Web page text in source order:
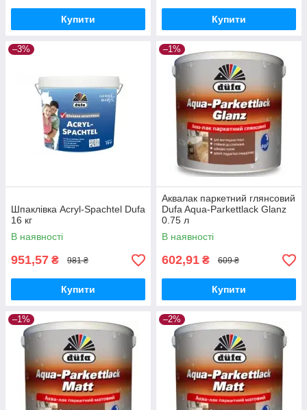
Купити Купити
–3%
Шпаклівка Acryl-Spachtel Dufa
16 кг
В наявності
951,57 ₴ 981 ₴
Купити
–1%
Аквалак паркетний глянсовий
Dufa Aqua-Parkettlack Glanz
0.75 л
В наявності
602,91 ₴ 609 ₴
Купити
–1% –2%